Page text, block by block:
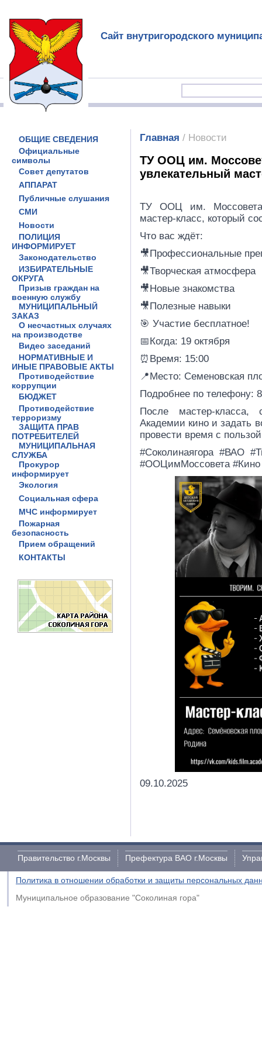
Сайт внутригородского
ОБЩИЕ СВЕДЕНИЯ
Официальные
символы
Совет депутатов
АППАРАТ
Публичные слушания
СМИ
Новости
ПОЛИЦИЯ
ИНФОРМИРУЕТ
Законодательство
ИЗБИРАТЕЛЬНЫЕ
ОКРУГА
Призыв граждан на
военную службу
МУНИЦИПАЛЬНЫЙ
ЗАКАЗ
О несчастных случаях
на производстве
Видео заседаний
НОРМАТИВНЫЕ И
ИНЫЕ ПРАВОВЫЕ АКТЫ
Противодействие
коррупции
БЮДЖЕТ
Противодействие
терроризму
ЗАЩИТА ПРАВ
ПОТРЕБИТЕЛЕЙ
МУНИЦИПАЛЬНАЯ
СЛУЖБА
Прокурор
информирует
Экология
Социальная сфера
МЧС информирует
Пожарная
безопасность
Прием обращений
КОНТАКТЫ
Главная / Новости
ТУ ООЦ им.
увлекательный
ТУ ООЦ им. Моссовета
мастер-класс, который
Что вас ждёт:
🎥Профессиональные
🎥Творческая атмосфера
🎥Новые знакомства
🎥Полезные навыки
🎯 Участие бесплатное!
📅Когда: 19 октября
⏰Время: 15:00
📍Место: Семеновская
Подробнее по телефону:
После мастер-класса,
Академии кино и задать
провести время с
#Соколинаягора #ВАО
#ООЦимМоссовета #Кино
09.10.2025
Правительство г.Москвы Префектура ВАО г.Москвы
Политика в отношении обработки и защиты персональных
Муниципальное образование "Соколиная гора"